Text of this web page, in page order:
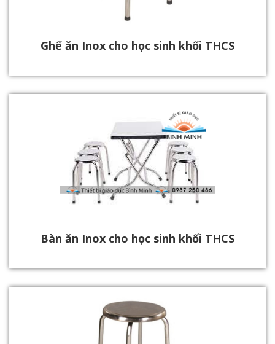
Ghế ăn Inox cho học sinh khối THCS
Bàn ăn Inox cho học sinh khối THCS